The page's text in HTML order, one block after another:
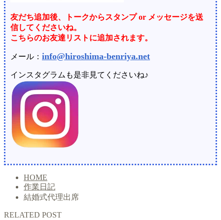
友だち追加後、トークからスタンプ or メッセージを送
信してくださいね。
こちらのお友達リストに追加されます。
メール： info@hiroshima-benriya.net
インスタグラムも是非見てくださいね♪
HOME
作業日記
結婚式代理出席
RELATED POST